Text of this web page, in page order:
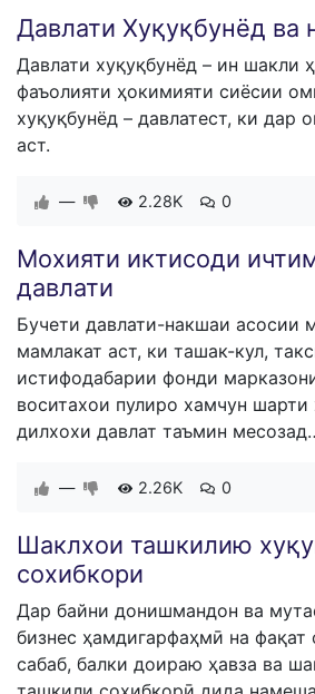
Давлати Хуқуқбунёд ва
Давлати хуқуқбунёд – ин шакли
фаъолияти ҳокимияти сиёсии
хуқуқбунёд – давлатест, ки дар
аст.
— 2.28K 0
Мохияти иктисоди
давлати
Бучети давлати-накшаи асосии
мамлакат аст, ки ташак-кул,
истифодабарии фонди
воситахои пулиро хамчун
дилхохи давлат таъмин
— 2.26K 0
​Шаклхои ташкилию
сохибкори
Дар байни донишмандон ва
бизнес ҳамдигарфаҳмӣ на фақат
сабаб, балки доираю ҳавза ва